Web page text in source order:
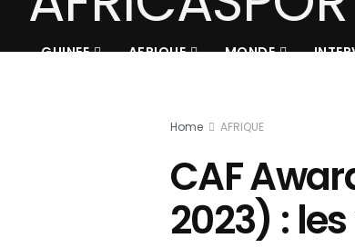
GUINEE AFRIQUE MONDE
Home AFRIQUE
CAF
2023) :